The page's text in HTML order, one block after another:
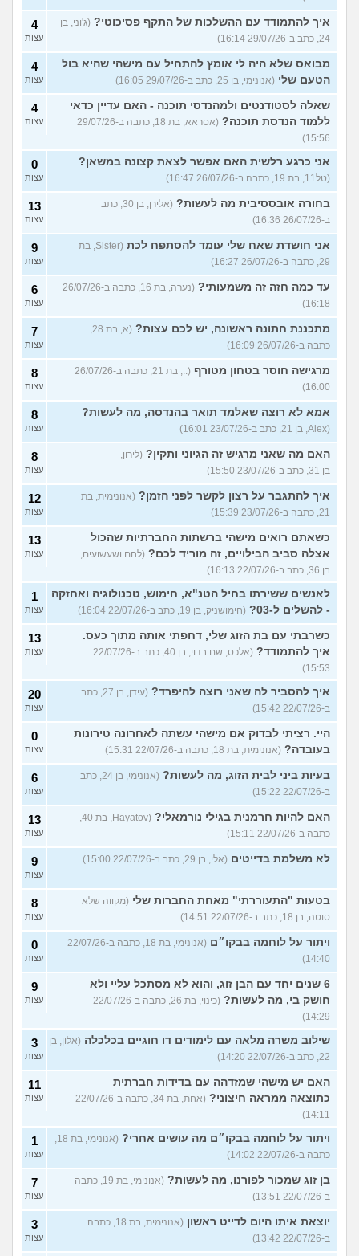
איך להתמודד עם ההשלכות של התקף פסיכוטי? (ג'וני, בן
24, כתב ב-29/07/26 16:14)
4
עצות
מבואס שלא היה לי אומץ להתחיל עם מישהי שהיא בול
הטעם שלי (אנונימי, בן 25, כתב ב-29/07/26 16:05)
4
עצות
שאלה לסטודנטים ולמהנדסי תוכנה - האם עדיין כדאי
ללמוד הנדסת תוכנה?
(אסראא, בת 18, כתבה ב-29/07/26
15:56)
4
עצות
אני כרגע רלשית האם אפשר לצאת קצונה במשאן?
(טל11, בת 19, כתבה ב-26/07/26 16:47)
0
עצות
בחורה אובססיבית מה לעשות?
(אלירן, בן 30, כתב
ב-26/07/26 16:36)
13
עצות
אני חושדת שאח שלי עומד להסתפח לכת
(Sister, בת
29, כתבה ב-26/07/26 16:27)
9
עצות
עד כמה חזה זה משמעותי?
(נערה, בת 16, כתבה ב-26/07/26
16:18)
6
עצות
מתכננת חתונה ראשונה, יש לכם עצות?
כתבה ב-26/07/26 16:09)
7
עצות
מרגישה חוסר בטחון מטורף
(.., בת 21, כתבה ב-26/07/26
16:00)
8
עצות
אמא לא רוצה שאלמד תואר בהנדסה, מה לעשות?
(Alex, בן 21, כתב ב-23/07/26 16:01)
8
עצות
האם מה שאני מרגיש זה הגיוני ותקין? (לירון,
בן 31, כתב ב-23/07/26 15:50)
8
עצות
איך להתגבר על רצון לקשר לפני הזמן? (אנונימית, בת
21, כתבה ב-23/07/26 15:39)
12
עצות
כשאתם רואים מישהי ברשתות החברתיות שהכול
אצלה סביב הבילויים, זה מוריד לכם? (לחם ושעשועים,
בן 36, כתב ב-22/07/26 16:13)
13
עצות
לאנשים ששירתו בחיל הטנ"א, חימוש, טכנולוגיה ואחזקה
- להשלים ל-03?
(חימושניק, בן 19, כתב ב-22/07/26 16:04)
1
עצות
כשרבתי עם בת הזוג שלי, דחפתי אותה מתוך כעס.
איך להתמודד?
(אלכס, שם בדוי, בן 40, כתב ב-22/07/26
15:53)
13
עצות
איך להסביר לה שאני רוצה להיפרד?
(עידן, בן 27, כתב
ב-22/07/26 15:42)
20
עצות
היי. רציתי לבדוק אם מישהי עשתה לאחרונה טירונות
בעובדה? (אנונימית, בת 18, כתבה ב-22/07/26 15:31)
0
עצות
בעיות ביני לבית הזוג, מה לעשות?
(אנונימי, בן 24, כתב
ב-22/07/26 15:22)
6
עצות
האם להיות חרמנית בגילי נורמאלי?
כתבה ב-22/07/26 15:11)
13
עצות
לא משלמת בדייטים (אלי, בן 29, כתב ב-22/07/26 15:00) 9
עצות
בטעות "התעוררתי" מאחת החברות שלי (מקווה שלא
סוטה, בן 18, כתב ב-22/07/26 14:51)
8
עצות
ויתור על לוחמה בבקו״ם
(אנונימי, בת 18, כתבה ב-22/07/26
14:40)
0
עצות
6 שנים יחד עם הבן זוג, והוא לא מסתכל עליי ולא
חושק בי, מה לעשות?
(כינוי, בת 26, כתבה ב-22/07/26
14:29)
9
עצות
שילוב משרה מלאה עם לימודים דו חוגיים בכלכלה (אלון, בן
22, כתב ב-22/07/26 14:20)
3
עצות
האם יש מישהי שמזדהה עם בדידות חברתית
כתוצאה ממראה חיצוני?
(אחת, בת 34, כתבה ב-22/07/26
14:11)
11
עצות
ויתור על לוחמה בבקו״ם מה עושים אחרי?
כתבה ב-22/07/26 14:02)
1
עצות
בן זוג שמכור לפורנו, מה לעשות?
(אנונימי, בת 19, כתבה
ב-22/07/26 13:51)
7
עצות
יוצאת איתו היום לדייט ראשון
(אנונימית, בת 18, כתבה
ב-22/07/26 13:42)
3
עצות